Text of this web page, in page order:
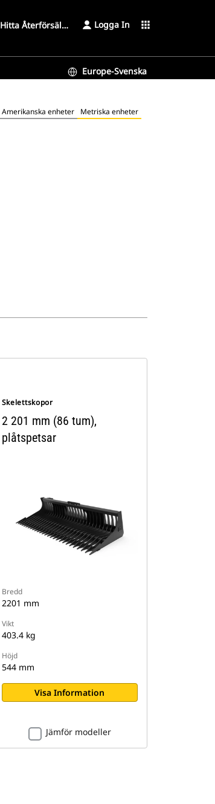
Hitta Återförsäljare Logga In apps
Europe-Svenska
Amerikanska enheter Metriska enheter
Skelettskopor
2 201 mm (86 tum),
plåtspetsar
Bredd
2201 mm
Vikt
403.4 kg
Höjd
544 mm
Visa Information
Jämför modeller